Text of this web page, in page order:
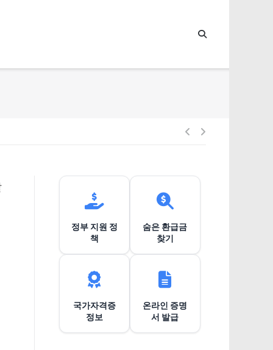
글
게
이
정부 지원 정
책
숨은 환급금
찾기
국가자격증
정보
온라인 증명
서 발급